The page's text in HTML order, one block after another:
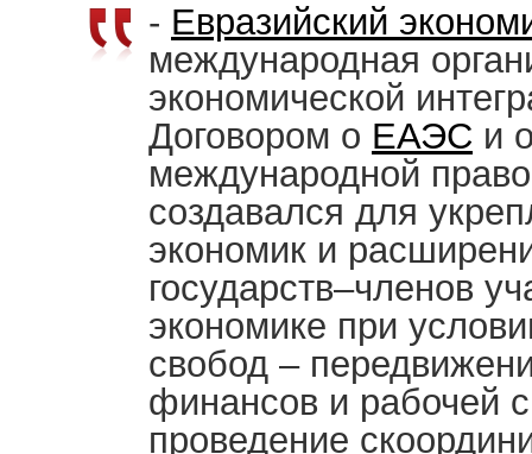
- Евразийский
международная
экономической
Договором о ЕАЭС и
международной
создавался для
экономик и
государств–членов
экономике при
свобод –
финансов и рабочей
проведение